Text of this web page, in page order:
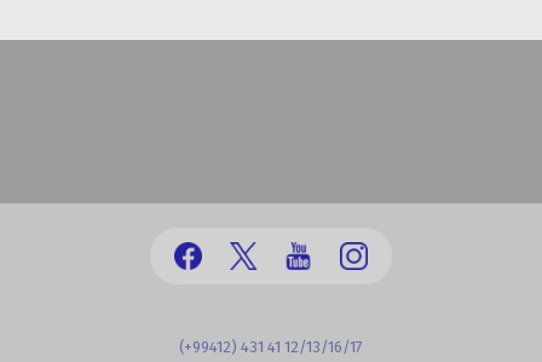
(+99412) 431 41 12/13/16/17